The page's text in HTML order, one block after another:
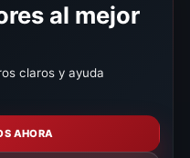
al mejor
claros y ayuda
AHORA